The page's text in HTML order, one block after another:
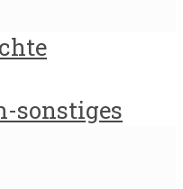
sonstiges